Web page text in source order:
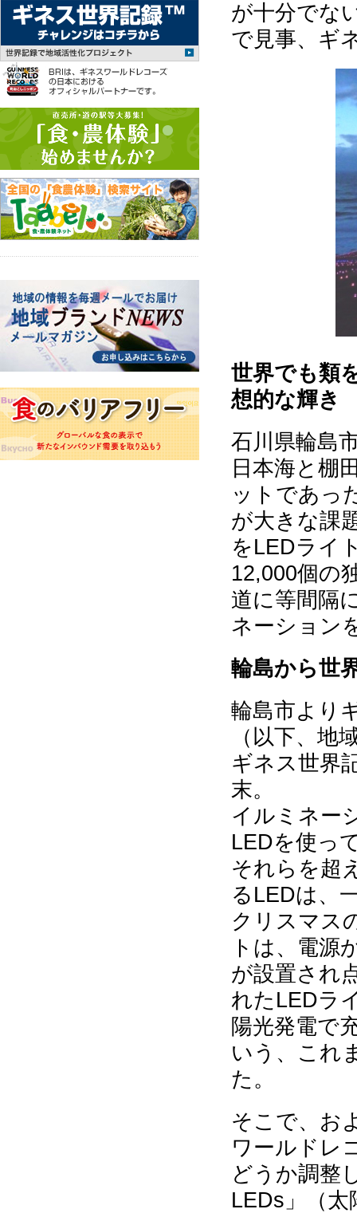
が十分でな
で見事、ギ
世界でも類
想的な輝き
石川県輪島
日本海と棚
ットであっ
が大きな課
をLEDライ
12,000個の
道に等間隔
ネーション
輪島から世
輪島市より
（以下、地
ギネス世界
末。
イルミネー
LEDを使っ
それらを超
るLEDは、
クリスマス
トは、電源
が設置され
れたLEDラ
陽光発電で
いう、これ
た。
そこで、お
ワールドレ
どうか調整
LEDs」（